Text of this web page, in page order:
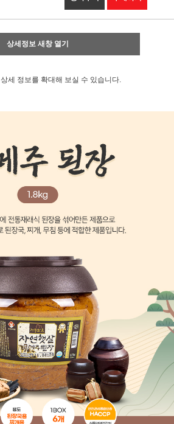
상세정보 새창 열기
상세 정보를 확대해 보실 수 있습니다.